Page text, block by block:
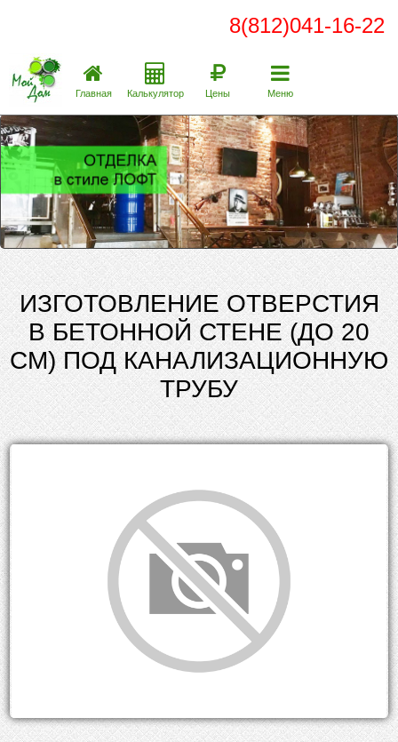
8(812)041-16-22
Главная Калькулятор Цены Меню
ИЗГОТОВЛЕНИЕ ОТВЕРСТИЯ
В БЕТОННОЙ СТЕНЕ (ДО 20
СМ) ПОД КАНАЛИЗАЦИОННУЮ
ТРУБУ